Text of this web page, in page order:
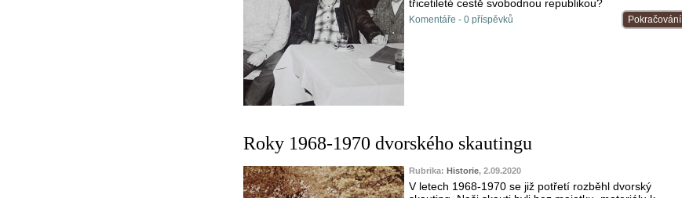
třicetileté cestě svobodnou republikou?
Pokračování
Komentáře - 0 příspěvků
Roky 1968-1970 dvorského skautingu
Rubrika: Historie, 2.09.2020
V letech 1968-1970 se již potřetí rozběhl dvorský